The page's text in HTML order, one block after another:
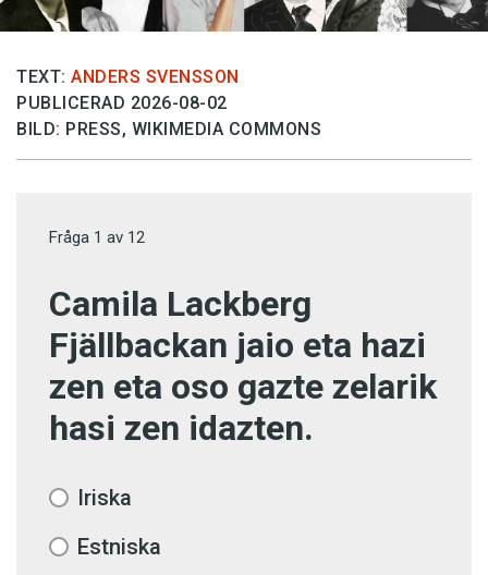
TEXT: ANDERS SVENSSON
PUBLICERAD 2026-08-02
BILD: PRESS, WIKIMEDIA COMMONS
Fråga 1 av 12
Camila Lackberg
Fjällbackan jaio eta hazi
zen eta oso gazte zelarik
hasi zen idazten.
Iriska
Estniska